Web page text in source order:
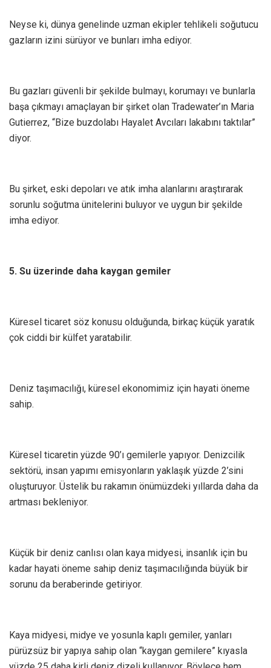
Neyse ki, dünya genelinde uzman ekipler tehlikeli soğutucu
gazların izini sürüyor ve bunları imha ediyor.
Bu gazları güvenli bir şekilde bulmayı, korumayı ve bunlarla
başa çıkmayı amaçlayan bir şirket olan Tradewater’ın Maria
Gutierrez, “Bize buzdolabı Hayalet Avcıları lakabını taktılar”
diyor.
Bu şirket, eski depoları ve atık imha alanlarını araştırarak
sorunlu soğutma ünitelerini buluyor ve uygun bir şekilde
imha ediyor.
5. Su üzerinde daha kaygan gemiler
Küresel ticaret söz konusu olduğunda, birkaç küçük yaratık
çok ciddi bir külfet yaratabilir.
Deniz taşımacılığı, küresel ekonomimiz için hayati öneme
sahip.
Küresel ticaretin yüzde 90’ı gemilerle yapıyor. Denizcilik
sektörü, insan yapımı emisyonların yaklaşık yüzde 2’sini
oluşturuyor. Üstelik bu rakamın önümüzdeki yıllarda daha da
artması bekleniyor.
Küçük bir deniz canlısı olan kaya midyesi, insanlık için bu
kadar hayati öneme sahip deniz taşımacılığında büyük bir
sorunu da beraberinde getiriyor.
Kaya midyesi, midye ve yosunla kaplı gemiler, yanları
pürüzsüz bir yapıya sahip olan “kaygan gemilere” kıyasla